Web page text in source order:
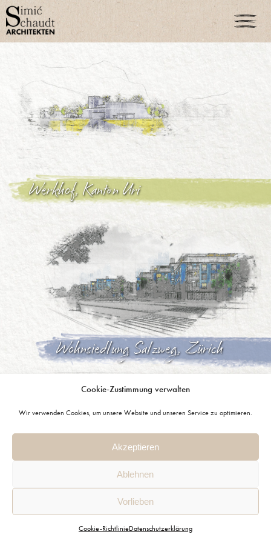
Cookie-Zustimmung verwalten
Wir verwenden Cookies, um unsere Website und unseren Service zu optimieren.
Akzeptieren
Ablehnen
Vorlieben
Cookie-RichtlinieDatenschutzerklärung
6460 Altdorf UR
Werkhof, Kanton Uri
Wohnsiedlung Salzweg, Zürich
Fassadensanierung Breite Süd, Küssnacht am